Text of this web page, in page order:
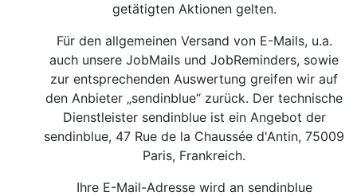
getätigten Aktionen gelten.
Für den allgemeinen Versand von E-Mails, u.a.
auch unsere JobMails und JobReminders, sowie
zur entsprechenden Auswertung greifen wir auf
den Anbieter „sendinblue“ zurück. Der technische
Dienstleister sendinblue ist ein Angebot der
sendinblue, 47 Rue de la Chaussée d'Antin, 75009
Paris, Frankreich.
Ihre E-Mail-Adresse wird an sendinblue